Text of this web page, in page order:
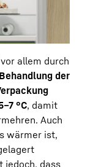
allem durch
Behandlung der
°C, damit
Auch
wärmer ist,
jedoch, dass